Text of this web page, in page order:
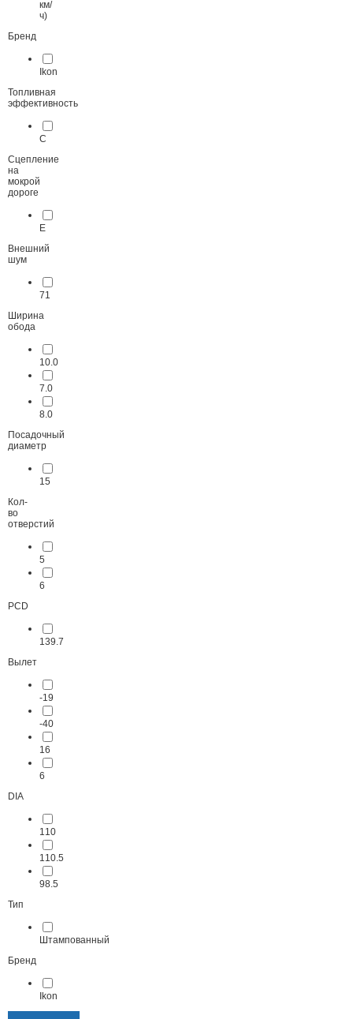
км/
ч)
Бренд
Ikon
Топливная
эффективность
C
Сцепление
на
мокрой
дороге
E
Внешний
шум
71
Ширина
обода
10.0
7.0
8.0
Посадочный
диаметр
15
Кол-
во
отверстий
5
6
PCD
139.7
Вылет
-19
-40
16
6
DIA
110
110.5
98.5
Тип
Штампованный
Бренд
Ikon